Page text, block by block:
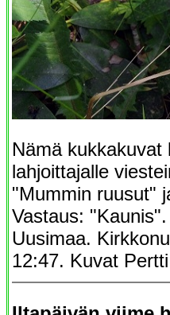
Nämä kukkakuvat
lahjoittajalle
"Mummin ruusut"
Vastaus: "Kaunis".
Uusimaa.
12:47. Kuvat